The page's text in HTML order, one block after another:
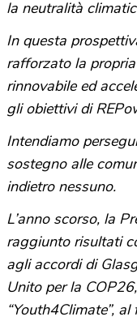
la neutralità
In questa
rafforzato la
rinnovabile ed
gli obiettivi di
Intendiamo
sostegno alle
indietro nessuno.
L’anno scorso, la
raggiunto risultati
agli accordi di
Unito per la
“Youth4Climate”,